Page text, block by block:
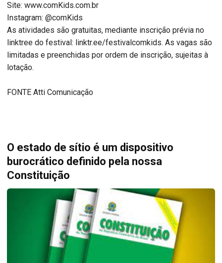
Site: www.comKids.com.br
Instagram: @comKids
As atividades são gratuitas, mediante inscrição prévia no
linktree do festival: linktr.ee/festivalcomkids. As vagas são
limitadas e preenchidas por ordem de inscrição, sujeitas à
lotação.
FONTE Atti Comunicação
O estado de sítio é um dispositivo
burocrático definido pela nossa
Constituição